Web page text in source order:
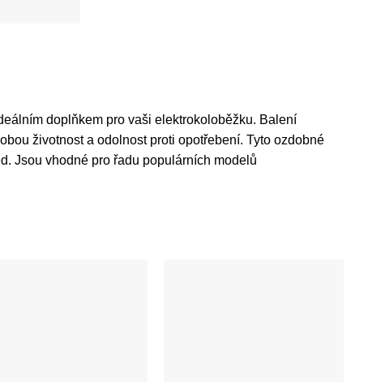
doplňkem pro vaši elektrokoloběžku. Balení
životnost a odolnost proti opotřebení. Tyto ozdobné
Jsou vhodné pro řadu populárních modelů